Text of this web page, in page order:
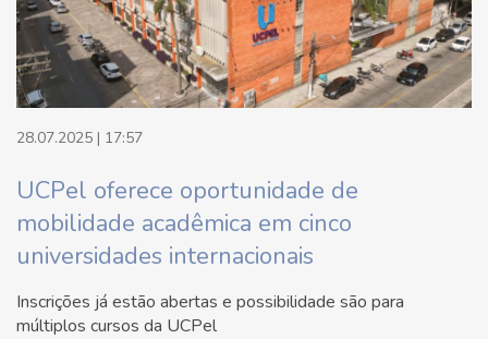
28.07.2025 | 17:57
UCPel oferece oportunidade de
mobilidade acadêmica em cinco
universidades internacionais
Inscrições já estão abertas e possibilidade são para
múltiplos cursos da UCPel